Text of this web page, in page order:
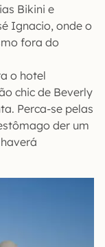
Bikini e
Ignacio, onde o
fora do
o hotel
chic de Beverly
Perca-se pelas
der um